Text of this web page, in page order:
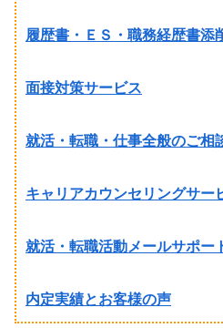
履歴書・ＥＳ・職務経歴書添
面接対策サービス
就活・転職・仕事全般のご相
キャリアカウンセリングサー
就活・転職活動メールサポー
内定実績とお客様の声